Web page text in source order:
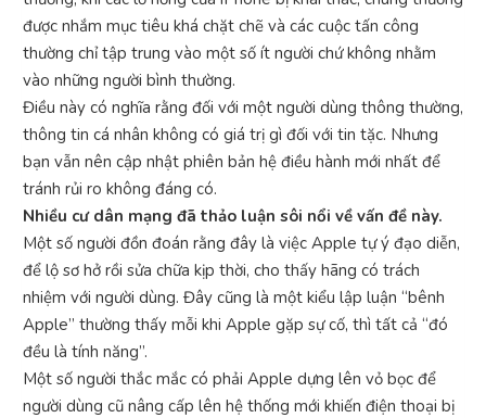
được nhắm mục tiêu khá chặt chẽ và các cuộc tấn công
thường chỉ tập trung vào một số ít người chứ không nhằm
vào những người bình thường.
Điều này có nghĩa rằng đối với một người dùng thông thường,
thông tin cá nhân không có giá trị gì đối với tin tặc. Nhưng
bạn vẫn nên cập nhật phiên bản hệ điều hành mới nhất để
tránh rủi ro không đáng có.
Nhiều cư dân mạng đã thảo luận sôi nổi về vấn đề này.
Một số người đồn đoán rằng đây là việc Apple tự ý đạo diễn,
để lộ sơ hở rồi sửa chữa kịp thời, cho thấy hãng có trách
nhiệm với người dùng. Đây cũng là một kiểu lập luận “bênh
Apple” thường thấy mỗi khi Apple gặp sự cố, thì tất cả “đó
đều là tính năng”.
Một số người thắc mắc có phải Apple dựng lên vỏ bọc để
người dùng cũ nâng cấp lên hệ thống mới khiến điện thoại bị